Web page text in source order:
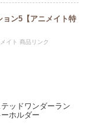
ョン5【アニメイト特
イト 商品リンク
テッドワンダーラン
ホルダー